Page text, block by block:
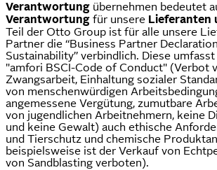
Verantwortung übernehmen bedeutet
Verantwortung für unsere Lieferanten
Teil der Otto Group ist für alle unsere
Partner die “Business Partner
Sustainability” verbindlich. Diese
"amfori BSCI-Code of Conduct" (Verbot
Zwangsarbeit, Einhaltung sozialer
von menschenwürdigen
angemessene Vergütung, zumutbare
von jugendlichen Arbeitnehmern, keine
und keine Gewalt) auch ethische
und Tierschutz und chemische
beispielsweise ist der Verkauf von
von Sandblasting verboten).